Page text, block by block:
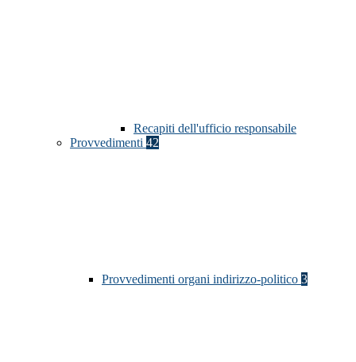
Recapiti dell'ufficio responsabile
Provvedimenti 42
Provvedimenti organi indirizzo-politico 3